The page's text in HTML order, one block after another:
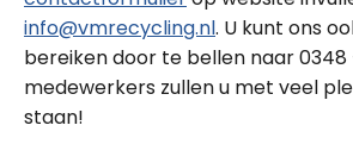
info@vmrecycling.nl. U kunt ons
bereiken door te bellen naar 0348
medewerkers zullen u met veel
staan!